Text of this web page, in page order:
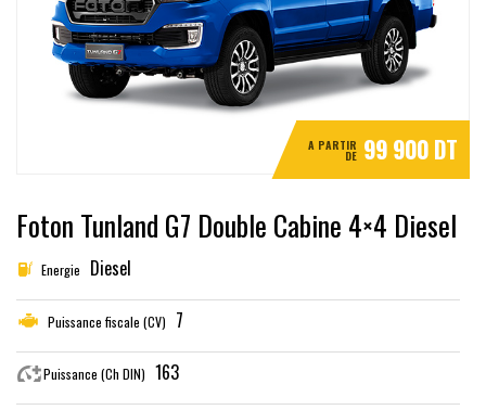
A PARTIR
DE 99 900 DT
Foton Tunland G7 Double Cabine 4×4 Diesel
Energie Diesel
Puissance fiscale (CV) 7
Puissance (Ch DIN) 163